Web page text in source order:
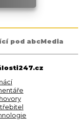
pod abcMedia